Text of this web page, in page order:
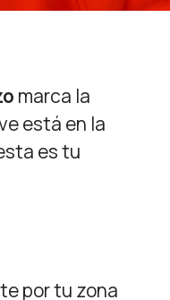
marca la
está en la
es tu
por tu zona